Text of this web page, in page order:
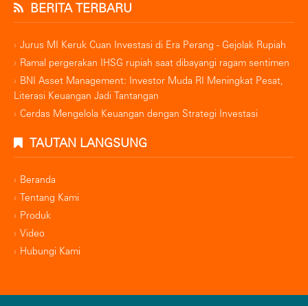
BERITA TERBARU
Jurus MI Keruk Cuan Investasi di Era Perang - Gejolak Rupiah
Ramal pergerakan IHSG rupiah saat dibayangi ragam sentimen
BNI Asset Management: Investor Muda RI Meningkat Pesat,
Literasi Keuangan Jadi Tantangan
Cerdas Mengelola Keuangan dengan Strategi Investasi
TAUTAN LANGSUNG
Beranda
Tentang Kami
Produk
Video
Hubungi Kami